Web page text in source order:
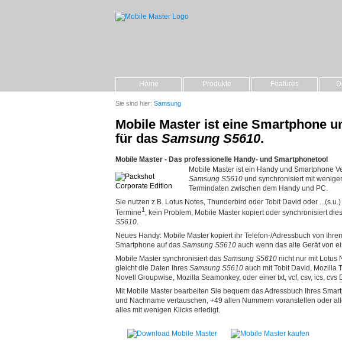
Home Produkte Features
Mobile Master ist eine Smartphone
für das Samsung S5610.
Mobile Master - Das professionelle Handy- und Smartphonetool
Mobile Master ist ein Handy und Smartphone
Samsung S5610 und synchronisiert mit
Termindaten zwischen dem Handy und PC.
Sie nutzen z.B. Lotus Notes, Thunderbird oder Tobit David oder
Termine1 , kein Problem, Mobile Master kopiert oder synchronisiert
S5610.
Neues Handy: Mobile Master kopiert ihr Telefon-/Adressbuch von
Smartphone auf das Samsung S5610 auch wenn das alte Gerät von
Mobile Master synchronisiert das Samsung S5610 nicht nur mit Lotus
gleicht die Daten Ihres Samsung S5610 auch mit Tobit David, Mozilla
Novell Groupwise, Mozilla Seamonkey, oder einer txt, vcf, csv, ics, cvs
Mit Mobile Master bearbeiten Sie bequem das Adressbuch Ihres
und Nachname vertauschen, +49 allen Nummern voranstellen oder
alles mit wenigen Klicks erledigt.
Sie sind hier: Samsung